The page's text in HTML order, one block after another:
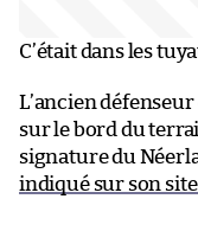
C’était dans les
L’ancien
sur le bord du
signature du
indiqué sur son